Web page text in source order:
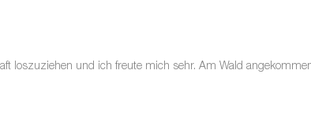
loszuziehen und ich freute mich sehr. Am Wald